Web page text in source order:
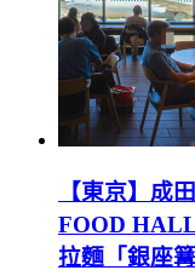
【東京】成
FOOD
拉麵「銀座